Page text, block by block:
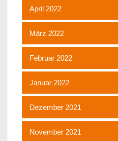
April 2022
März 2022
Februar 2022
Januar 2022
Dezember 2021
November 2021